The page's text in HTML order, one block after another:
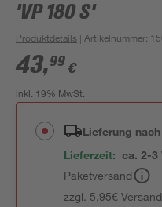
'VP 180 S'
Produktdetails | Artikelnummer:
43,99 €
inkl. 19% MwSt.
Lieferung
Lieferzeit: ca. 2-3
Paketversand
zzgl. 5,95€